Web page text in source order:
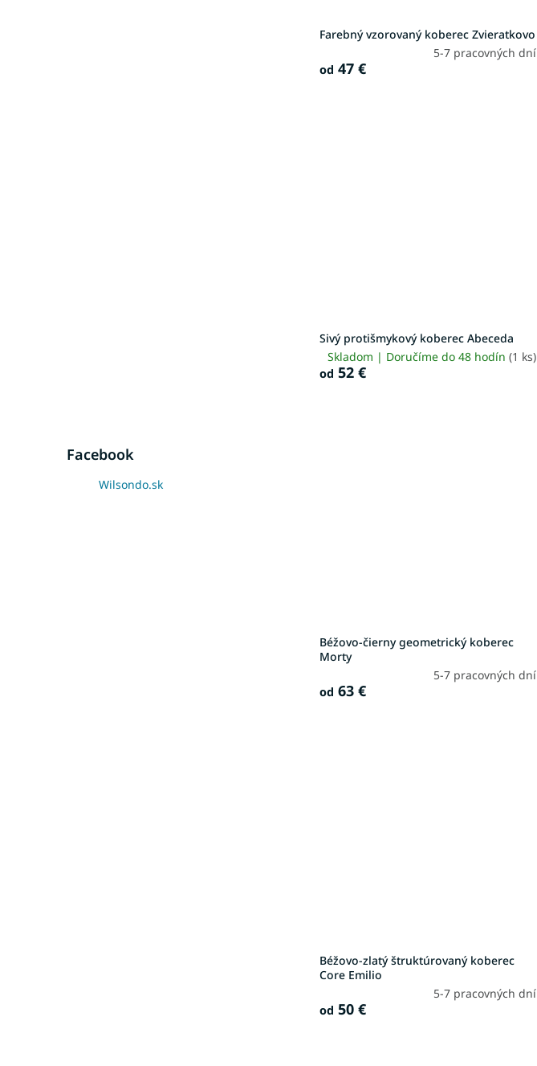
Facebook
Wilsondo.sk
Farebný vzorovaný koberec Zvieratkovo
5-7 pracovných dní
od 47 €
Sivý protišmykový koberec Abeceda
Skladom | Doručíme do 48 hodín(1 ks)
od 52 €
Béžovo-čierny geometrický koberec
Morty
5-7 pracovných dní
od 63 €
Béžovo-zlatý štruktúrovaný koberec
Core Emilio
5-7 pracovných dní
od 50 €